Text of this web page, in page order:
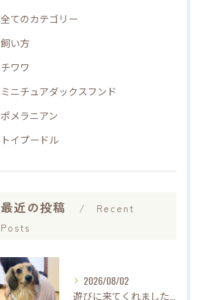
全てのカテゴリー
飼い方
チワワ
ミニチュアダックスフンド
ポメラニアン
トイプードル
最近の投稿
Recent
Posts
2026/08/02